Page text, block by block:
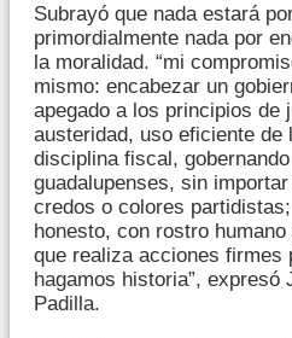
Subrayó que nada estará
primordialmente nada por
la moralidad. “mi
mismo: encabezar un
apegado a los principios de
austeridad, uso eficiente de
disciplina fiscal,
guadalupenses, sin
credos o colores
honesto, con rostro
que realiza acciones firmes
hagamos historia”, expresó
Padilla.